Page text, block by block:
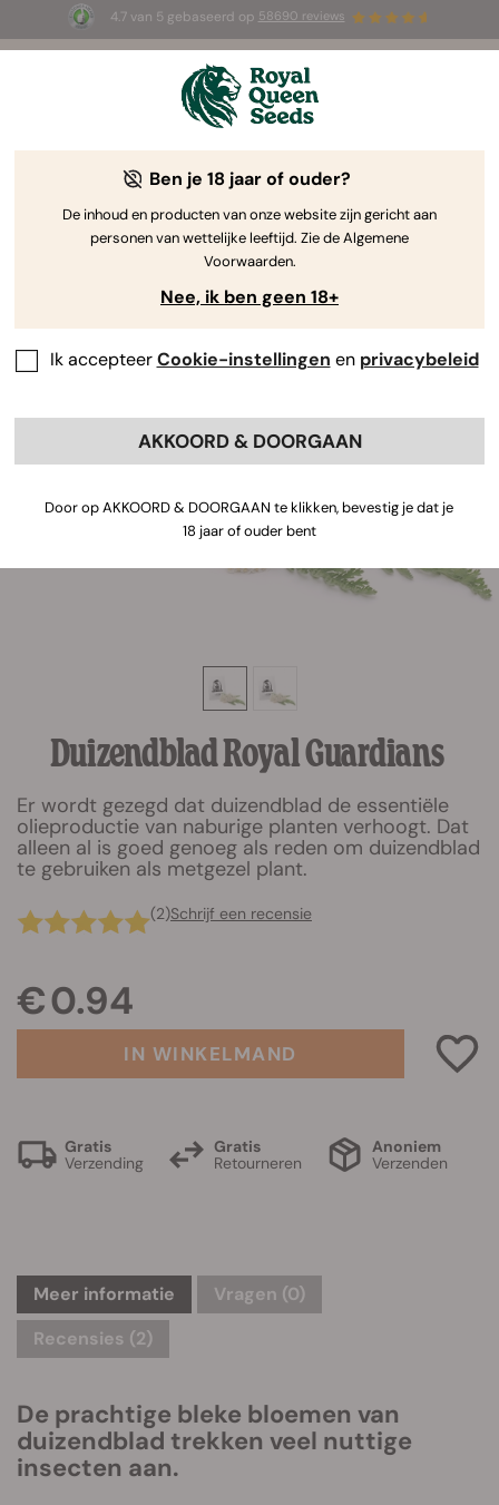
4.7 van 5 gebaseerd op 58690 reviews
3 White Widow Auto zaadjesGRATIS voor de
Duizendblad Royal Guardians
Er wordt gezegd dat duizendblad de essentiële
olieproductie van naburige planten verhoogt. Dat
alleen al is goed genoeg als reden om duizendblad
te gebruiken als metgezel plant.
(2)Schrijf een recensie
€ 0.94
IN WINKELMAND
Gratis
Verzending
Gratis
Retourneren
Anoniem
Verzenden
Meer informatie Vragen (0)
Recensies (2)
De prachtige bleke bloemen van
duizendblad trekken veel nuttige
insecten aan.
Ben je 18 jaar of ouder?
De inhoud en producten van onze website zijn gericht aan
personen van wettelijke leeftijd. Zie de Algemene
Voorwaarden.
Nee, ik ben geen 18+
Ik accepteerCookie-instellingen en privacybeleid
AKKOORD & DOORGAAN
Door op AKKOORD & DOORGAAN te klikken, bevestig je dat je
18 jaar of ouder bent